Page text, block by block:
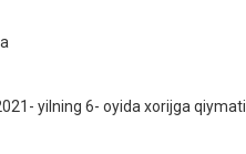
yilning 6- oyida xorijga qiymati